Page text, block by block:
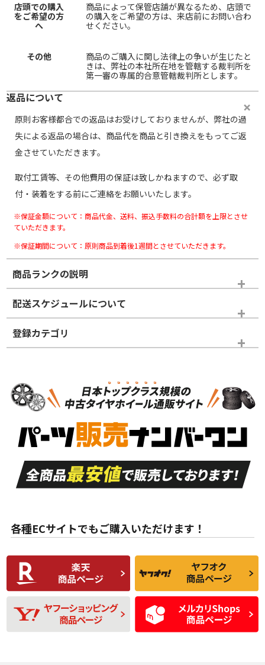
店頭での購入
をご希望の方
へ
商品によって保管店舗が異なるため、店頭で
の購入をご希望の方は、来店前にお問い合わ
せください。
その他
商品のご購入に関し法律上の争いが生じたと
きは、弊社の本社所在地を管轄する裁判所を
第一審の専属的合意管轄裁判所とします。
返品について
原則お客様都合での返品はお受けしておりませんが、弊社の過
失による返品の場合は、商品代を商品と引き換えをもってご返
金させていただきます。
取付工賃等、その他費用の保証は致しかねますので、必ず取
付・装着をする前にご連絡をお願いいたします。
※保証金額について：商品代金、送料、振込手数料の合計額を上限とさせ
ていただきます。
※保証期間について：原則商品到着後1週間とさせていただきます。
商品ランクの説明
※商品ランクは出品者の主観により判断しておりますので、あら
かじめご了承ください。
ホイールランク
S
品）
S
新車外し品（新古
付き
A
走行距離も少なく、
目立つ傷もほとんど
ない中古品
A
走行距離も少なく、
非常に状態の良い中
古品
な中古品
んどない中古品
C
比較的きれいな中古
品
C
られるが、使用に問
題のない中古品
D
使用感や目立つ傷が
あり、一般的な中古
品
D
残り溝も少なく、偏
磨耗がみられ、短期
間使用できるくらい
の中古品
配送スケジュールについて
登録カテゴリ
タイヤホイールセット
各種ECサイトでもご購入いただけます！